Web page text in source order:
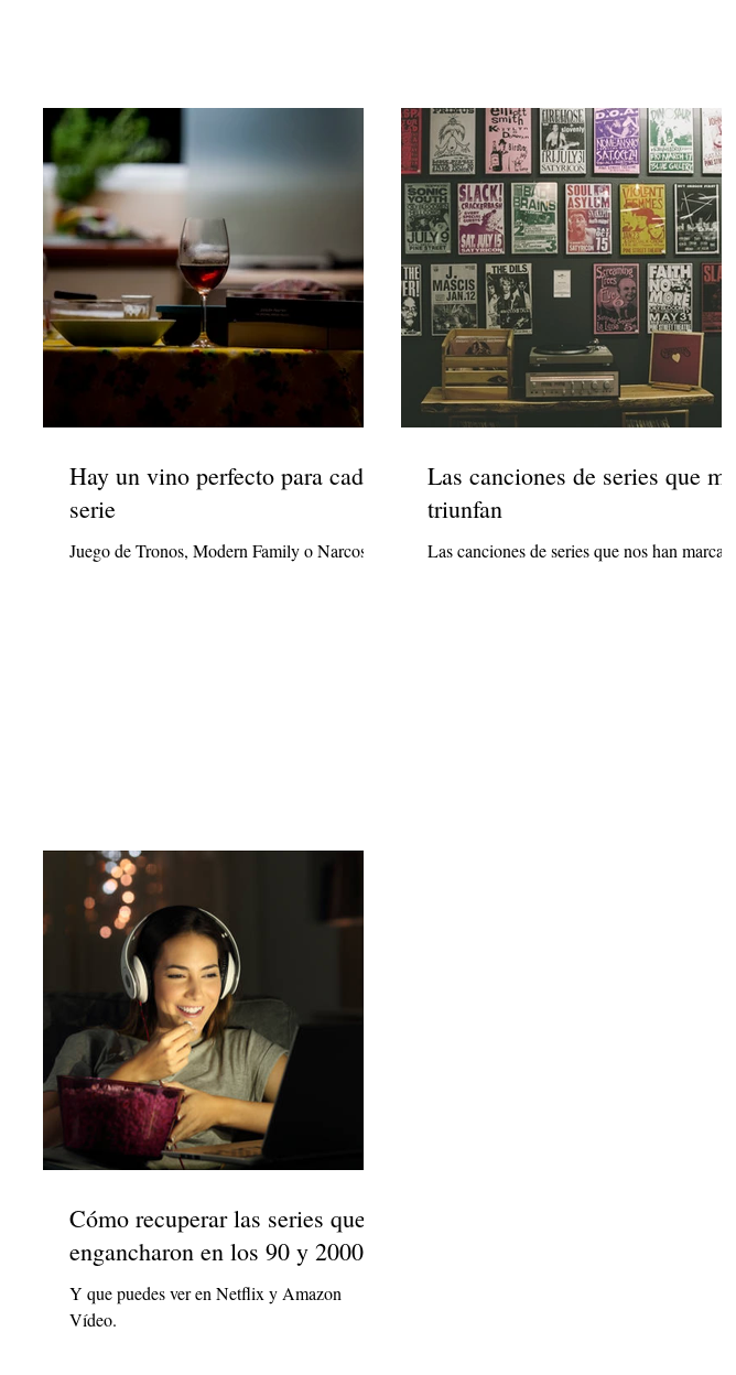
Hay un vino perfecto para cada
serie
Juego de Tronos, Modern Family o Narcos...
Las canciones de series que más
triunfan
Las canciones de series que nos han marcado.
Cómo recuperar las series que te
engancharon en los 90 y 2000
Y que puedes ver en Netflix y Amazon
Vídeo.